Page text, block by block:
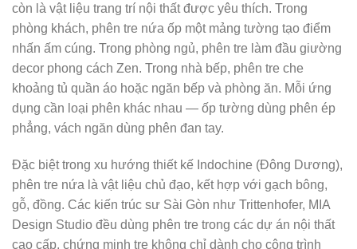
còn là vật liệu trang trí nội thất được yêu thích. Trong
phòng khách, phên tre nứa ốp một mảng tường tạo điểm
nhấn ấm cúng. Trong phòng ngủ, phên tre làm đầu giường
decor phong cách Zen. Trong nhà bếp, phên tre che
khoảng tủ quần áo hoặc ngăn bếp và phòng ăn. Mỗi ứng
dụng cần loại phên khác nhau — ốp tường dùng phên ép
phẳng, vách ngăn dùng phên đan tay.
Đặc biệt trong xu hướng thiết kế Indochine (Đông Dương),
phên tre nứa là vật liệu chủ đạo, kết hợp với gạch bông,
gỗ, đồng. Các kiến trúc sư Sài Gòn như Trittenhofer, MIA
Design Studio đều dùng phên tre trong các dự án nội thất
cao cấp, chứng minh tre không chỉ dành cho công trình